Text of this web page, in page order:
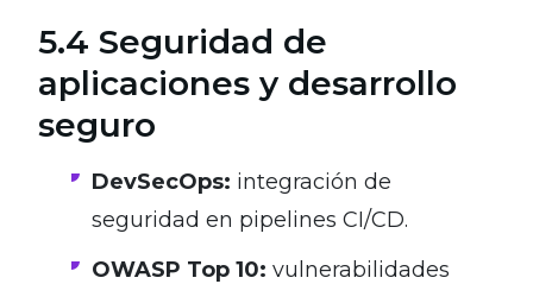
5.4 Seguridad de
aplicaciones y desarrollo
seguro
DevSecOps: integración de
seguridad en pipelines CI/CD.
OWASP Top 10: vulnerabilidades